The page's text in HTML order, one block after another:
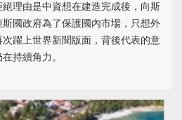
理由是中資想在建造完成後，向斯
國政府為了保護國內市場，只想外
躍上世界新聞版面，背後代表的意
持續角力。